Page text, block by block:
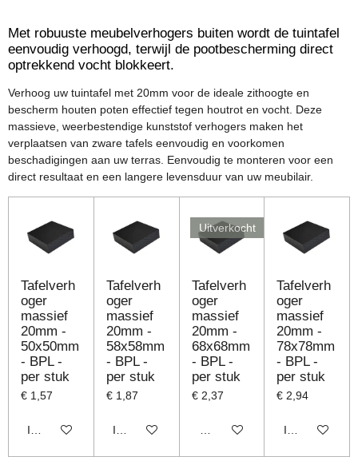
Met robuuste meubelverhogers buiten wordt de tuintafel
eenvoudig verhoogd, terwijl de pootbescherming direct
optrekkend vocht blokkeert.
Verhoog uw tuintafel met 20mm voor de ideale zithoogte en
bescherm houten poten effectief tegen houtrot en vocht. Deze
massieve, weerbestendige kunststof verhogers maken het
verplaatsen van zware tafels eenvoudig en voorkomen
beschadigingen aan uw terras. Eenvoudig te monteren voor een
direct resultaat en een langere levensduur van uw meubilair.
Tafelverh
oger
massief
20mm -
50x50mm
- BPL -
per stuk
€ 1,57
In winkelwagen
Tafelverh
oger
massief
20mm -
58x58mm
- BPL -
per stuk
€ 1,87
In winkelwagen
Uitverkocht
Tafelverh
oger
massief
20mm -
68x68mm
- BPL -
per stuk
€ 2,37
Houd mij op de hoogte
Tafelverh
oger
massief
20mm -
78x78mm
- BPL -
per stuk
€ 2,94
In